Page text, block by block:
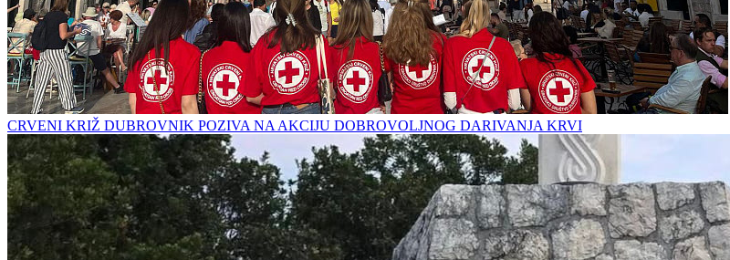
CRVENI KRIŽ DUBROVNIK POZIVA NA AKCIJU DOBROVOLJNOG DARIVANJA KRVI